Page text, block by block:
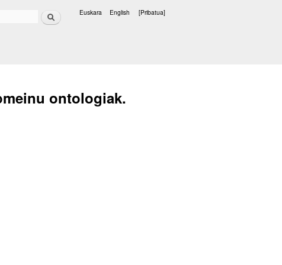
Bilatu Euskara English [Pribatua]
ontologiak.